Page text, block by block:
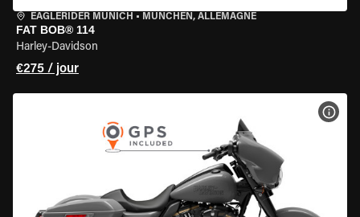
EAGLERIDER MUNICH • MÜNCHEN, ALLEMAGNE
FAT BOB® 114
Harley-Davidson
€275 / jour